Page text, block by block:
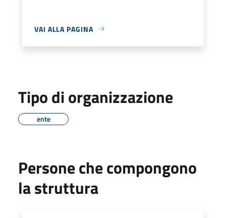
VAI ALLA PAGINA
Tipo di organizzazione
ente
Persone che compongono
la struttura